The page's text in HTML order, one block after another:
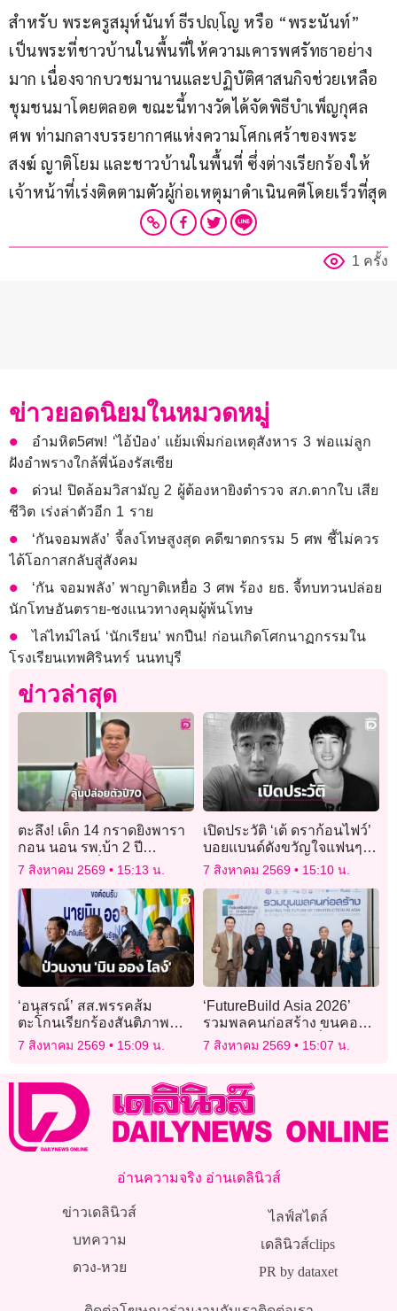
สำหรับ พระครูสมุห์นันท์ ธีรปญฺโญ หรือ “พระนันท์”
เป็นพระที่ชาวบ้านในพื้นที่ให้ความเคารพศรัทธาอย่าง
มาก เนื่องจากบวชมานานและปฏิบัติศาสนกิจช่วยเหลือ
ชุมชนมาโดยตลอด ขณะนี้ทางวัดได้จัดพิธีบำเพ็ญกุศล
ศพ ท่ามกลางบรรยากาศแห่งความโศกเศร้าของพระ
สงฆ์ ญาติโยม และชาวบ้านในพื้นที่ ซึ่งต่างเรียกร้องให้
เจ้าหน้าที่เร่งติดตามตัวผู้ก่อเหตุมาดำเนินคดีโดยเร็วที่สุด
1 ครั้ง
ข่าวยอดนิยมในหมวดหมู่
อำมหิต5ศพ! ‘ไอ้ป๋อง’ แย้มเพิ่มก่อเหตุสังหาร 3 พ่อแม่ลูก
ฝังอำพรางใกล้พี่น้องรัสเซีย
ด่วน! ปิดล้อมวิสามัญ 2 ผู้ต้องหายิงตำรวจ สภ.ตากใบ เสีย
ชีวิต เร่งล่าตัวอีก 1 ราย
‘กันจอมพลัง’ จี้ลงโทษสูงสุด คดีฆาตกรรม 5 ศพ ชี้ไม่ควร
ได้โอกาสกลับสู่สังคม
‘กัน จอมพลัง’ พาญาติเหยื่อ 3 ศพ ร้อง ยธ. จี้ทบทวนปล่อย
นักโทษอันตราย-ชงแนวทางคุมผู้พ้นโทษ
ไล่ไทม์ไลน์ ‘นักเรียน’ พกปืน! ก่อนเกิดโศกนาฏกรรมใน
โรงเรียนเทพศิรินทร์​ นนทบุรี​
ข่าวล่าสุด
ตะลึง! เด็ก 14 กราดยิงพารา
กอน นอน รพ.บ้า 2 ปี
พฤติกรรมดีเยี่ยม ลุ้นศาล
7 สิงหาคม 2569 15:13 น.
เปิดประวัติ ‘เต้ ดราก้อนไฟว์’
บอยแบนด์ดังขวัญใจแฟนๆ
หลังลาลับจากไปอย่างสงบ
7 สิงหาคม 2569 15:10 น.
‘อนุสรณ์’ สส.พรรคส้ม
ตะโกนเรียกร้องสันติภาพ
ป่วนงานรัฐสภาต้อนรับ ‘มิน
7 สิงหาคม 2569 15:09 น.
‘FutureBuild Asia 2026’
รวมพลคนก่อสร้าง ขนคอน
เทนต์-นิทรรศการเชื่อมระบบ
7 สิงหาคม 2569 15:07 น.
อ่านความจริง อ่านเดลินิวส์
ข่าวเดลินิวส์
บทความ
ดวง-หวย
ไลฟ์สไตล์
เดลินิวส์clips
PR by dataxet